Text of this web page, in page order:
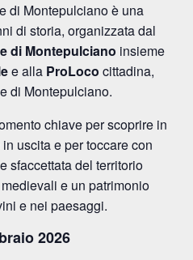
di Montepulciano è una
di storia, organizzata dal
di Montepulciano insieme
e alla ProLoco cittadina,
di Montepulciano.
chiave per scoprire in
uscita e per toccare con
sfaccettata del territorio
e un patrimonio
e nei paesaggi.
2026